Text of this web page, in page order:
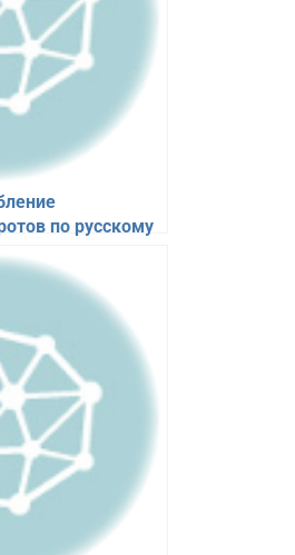
по русскому